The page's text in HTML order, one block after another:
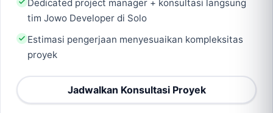
Dedicated project manager + konsultasi langsung
tim Jowo Developer di Solo
Estimasi pengerjaan menyesuaikan kompleksitas
proyek
Jadwalkan Konsultasi Proyek